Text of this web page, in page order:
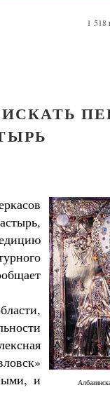
1 518
и
Великомученик